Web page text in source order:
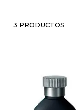
3 PRODUCTOS